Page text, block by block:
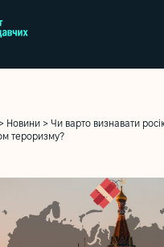
Новини > Чи варто визнавати
тероризму?